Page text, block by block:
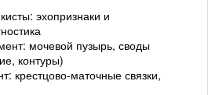
эхопризнаки и
мочевой пузырь, своды
контуры)
крестцово-маточные связки,